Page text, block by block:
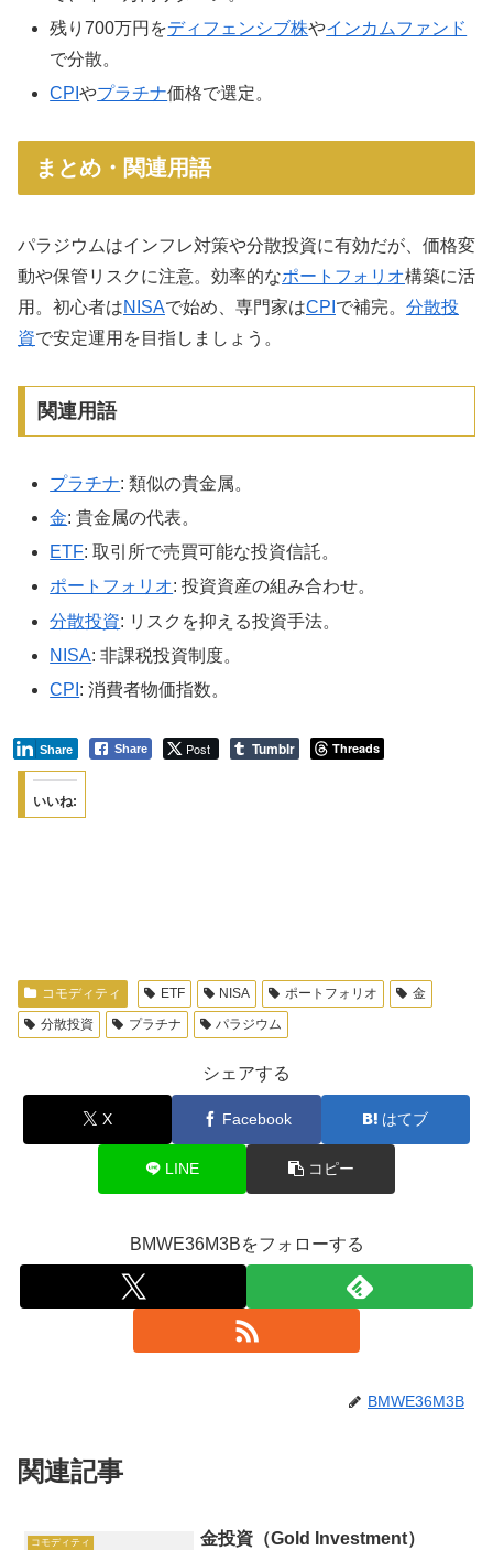
残り700万円をディフェンシブ株やインカムファンド
で分散。
CPIやプラチナ価格で選定。
まとめ・関連用語
パラジウムはインフレ対策や分散投資に有効だが、価格変
動や保管リスクに注意。効率的なポートフォリオ構築に活
用。初心者はNISAで始め、専門家はCPI で補完。 分散投
資で安定運用を目指しましょう。
関連用語
プラチナ: 類似の貴金属。
金: 貴金属の代表。
ETF: 取引所で売買可能な投資信託。
ポートフォリオ: 投資資産の組み合わせ。
分散投資: リスクを抑える投資手法。
NISA: 非課税投資制度。
CPI : 消費者物価指数。
Share Post
Share Tumblr Threads
いいね:
コモディティ ETF NISA ポートフォリオ
金
分散投資
プラチナ パラジウム
シェアする
X Facebook はてブ
LINE コピー
BMWE36M3Bをフォローする
BMWE36M3B
関連記事
コモディティ 金投資（Gold Investment）